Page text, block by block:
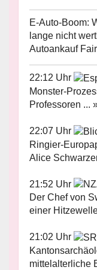
E-Auto-Boom:
lange nicht
Autoankauf
22:12 Uhr
Monster-
Professoren ...
22:07 Uhr
Ringier-
Alice
21:52 Uhr
Der Chef von
einer
21:02 Uhr
mittelalterliche